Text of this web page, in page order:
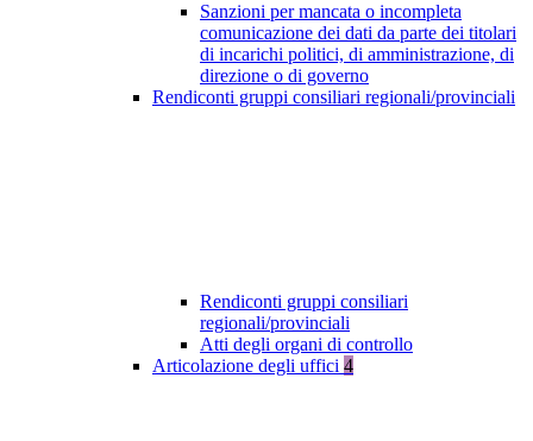
Sanzioni per mancata o incompleta
comunicazione dei dati da parte dei titolari
di incarichi politici, di amministrazione, di
direzione o di governo
Rendiconti gruppi consiliari regionali/provinciali
Rendiconti gruppi consiliari
regionali/provinciali
Atti degli organi di controllo
Articolazione degli uffici 4